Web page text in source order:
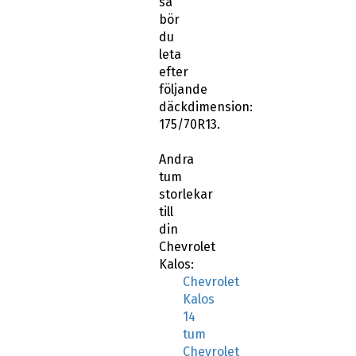
bör
du
leta
efter
följande
däckdimension:
175/70R13.
Andra
tum
storlekar
till
din
Chevrolet
Kalos:
Chevrolet
Kalos
14
tum
Chevrolet